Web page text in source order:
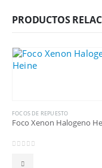
PRODUCTOS
FOCOS DE REPUESTO
Foco Xenon Halogeno